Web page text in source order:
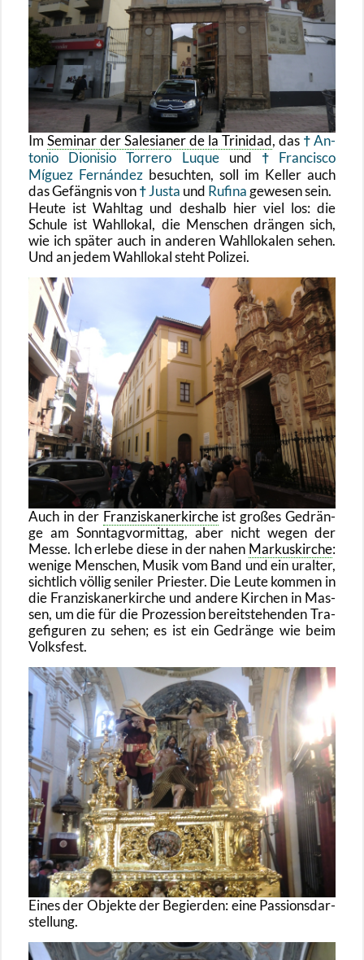
Im Se­mi­nar der Sa­le­sia­ner de la Tri­ni­dad, das
An­
to­nio Dio­ni­sio Tor­re­ro Luqueund
Fran­cis­co
Míguez Fernández be­such­ten, soll im Kel­ler auch
das Ge­fäng­nis von
Justa und Ru­fi­nage­we­sen sein.
Heute ist Wahl­tag und des­halb hier viel los: die
Schu­le ist Wahl­lo­kal, die Men­schen drän­gen sich,
wie ich spä­ter auch in an­de­ren Wahl­lo­ka­len sehen.
Und an jedem Wahl­lo­kal steht Po­li­zei.
Auch in der Fran­zis­ka­ner­kir­cheist gro­ßes Ge­drän­
ge am Sonn­tag­vor­mit­tag, aber nicht wegen der
Messe. Ich er­le­be diese in der nahen Mar­kus­kir­che:
we­ni­ge Men­schen, Musik vom Band und ein ur­al­ter,
sicht­lich völ­lig se­ni­ler Pries­ter. Die Leute kom­men in
die Fran­zis­ka­ner­kir­che und an­de­re Kir­chen in Mas­
sen, um die für die Pro­zes­si­on be­reit­ste­hen­den Tra­
ge­fi­gu­ren zu sehen; es ist ein Ge­drän­ge wie beim
Volks­fest.
Eines der Ob­jek­te der Be­gier­den: eine Pas­si­ons­dar­
stel­lung.